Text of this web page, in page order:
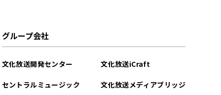
グループ会社
文化放送開発センター
セントラルミュージック
文化放送iCraft
文化放送メディアブリッジ